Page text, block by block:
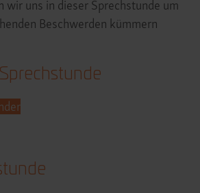
wir uns in dieser Sprechstunde um
Beschwerden kümmern